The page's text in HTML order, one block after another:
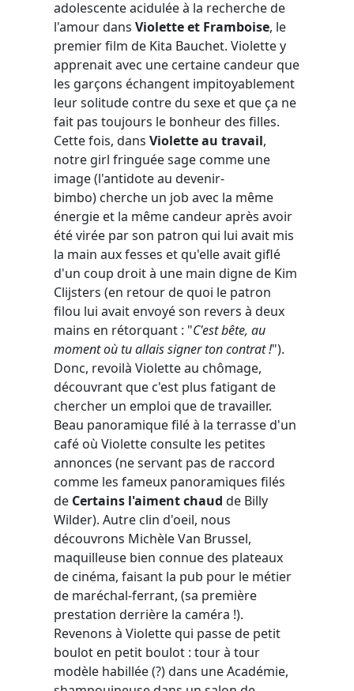
adolescente acidulée à la recherche de
l'amour dans Violette et Framboise, le
premier film de Kita Bauchet. Violette y
apprenait avec une certaine candeur que
les garçons échangent impitoyablement
leur solitude contre du sexe et que ça ne
fait pas toujours le bonheur des filles.
Cette fois, dans Violette au travail,
notre girl fringuée sage comme une
image (l'antidote au devenir-
bimbo) cherche un job avec la même
énergie et la même candeur après avoir
été virée par son patron qui lui avait mis
la main aux fesses et qu'elle avait giflé
d'un coup droit à une main digne de Kim
Clijsters (en retour de quoi le patron
filou lui avait envoyé son revers à deux
mains en rétorquant : "C'est bête, au
moment où tu allais signer ton contrat !").
Donc, revoilà Violette au chômage,
découvrant que c'est plus fatigant de
chercher un emploi que de travailler.
Beau panoramique filé à la terrasse d'un
café où Violette consulte les petites
annonces (ne servant pas de raccord
comme les fameux panoramiques filés
de Certains l'aiment chaud de Billy
Wilder). Autre clin d'oeil, nous
découvrons Michèle Van Brussel,
maquilleuse bien connue des plateaux
de cinéma, faisant la pub pour le métier
de maréchal-ferrant, (sa première
prestation derrière la caméra !).
Revenons à Violette qui passe de petit
boulot en petit boulot : tour à tour
modèle habillée (?) dans une Académie,